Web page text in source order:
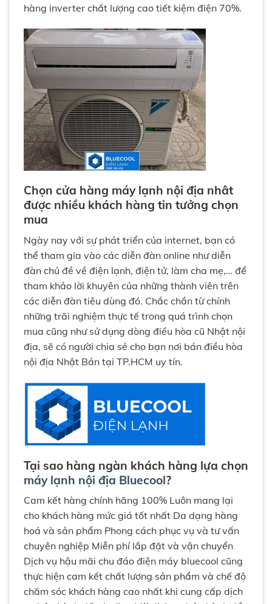
hàng inverter chất lượng cao tiết kiệm điện 70%.
Chọn cửa hàng máy lạnh nội địa nhât
được nhiều khách hàng tin tưởng chọn
mua
Ngày nay với sự phát triển của internet, bạn có
thể tham gia vào các diễn đàn online như diễn
đàn chủ đề về điện lạnh, điện tử, làm cha mẹ,… để
tham khảo lời khuyên của những thành viên trên
các diễn đàn tiêu dùng đó. Chắc chắn từ chính
những trãi nghiệm thực tế trong quá trình chọn
mua cũng như sử dụng dòng điều hòa cũ Nhật nội
địa, sẽ có người chia sẻ cho bạn nơi bán điều hòa
nội địa Nhật Bản tại TP.HCM uy tín.
Tại sao hàng ngàn khách hàng lựa chọn
máy lạnh nội địa Bluecool?
Cam kết hàng chính hãng 100% Luôn mang lại
cho khách hàng mức giá tốt nhất Da dạng hàng
hoá và sản phẩm Phong cách phục vụ và tư vấn
chuyên nghiệp Miễn phí lắp đặt và vận chuyển
Dịch vụ hậu mãi chu đáo điện máy bluecool cũng
thực hiện cam kết chất lượng sản phẩm và chế độ
chăm sóc khách hàng cao nhất khi cung cấp dịch